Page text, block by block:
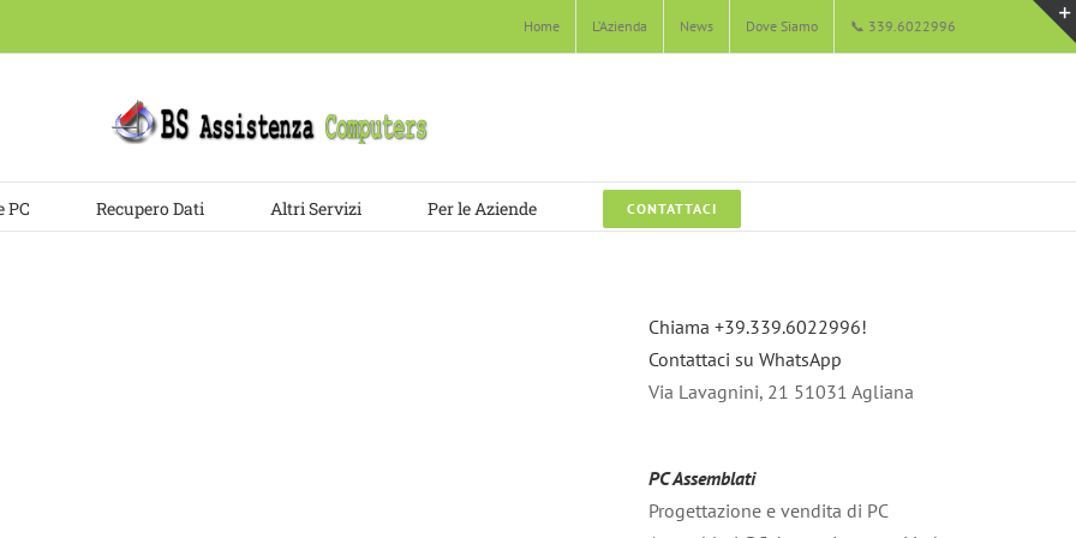
Home L’Azienda News Dove Siamo 📞 339.6022996
PC Recupero Dati Altri Servizi Per le Aziende CONTATTACI
Chiama +39.339.6022996!
Contattaci su WhatsApp
Via Lavagnini, 21 51031 Agliana
PC Assemblati
Progettazione e vendita di PC